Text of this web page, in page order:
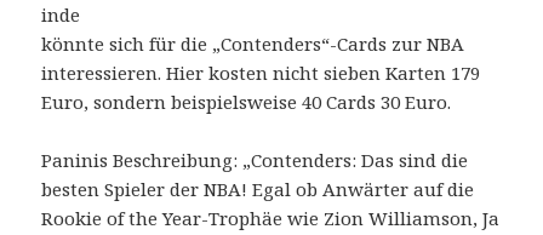
inde
könnte sich für die „Contenders“-Cards zur NBA
interessieren. Hier kosten nicht sieben Karten 179
Euro, sondern beispielsweise 40 Cards 30 Euro.
Paninis Beschreibung: „Contenders: Das sind die
besten Spieler der NBA! Egal ob Anwärter auf die
Rookie of the Year-Trophäe wie Zion Williamson, Ja